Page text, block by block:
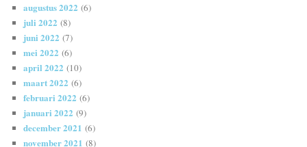
augustus 2022 (6)
juli 2022 (8)
juni 2022 (7)
mei 2022 (6)
april 2022 (10)
maart 2022 (6)
februari 2022 (6)
januari 2022 (9)
december 2021 (6)
november 2021 (8)